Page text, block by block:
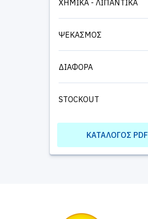
ΧΗΜΙΚΑ - ΛΙΠΑΝΤΙΚΑ
ΨΕΚΑΣΜΟΣ
ΔΙΑΦΟΡΑ
STOCKOUT
ΚΑΤΆΛΟΓΟΣ PDF